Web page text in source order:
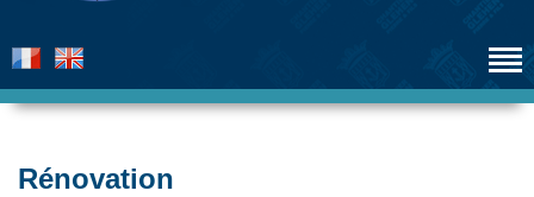
Rénovation